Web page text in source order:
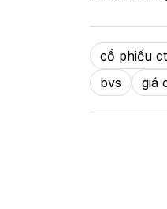
cổ phiếu
bvs
giá